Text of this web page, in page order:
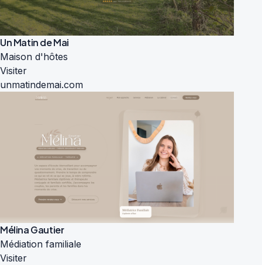
Un Matin de Mai
Maison d'hôtes
Visiter
unmatindemai.com
Mélina Gautier
Médiation familiale
Visiter